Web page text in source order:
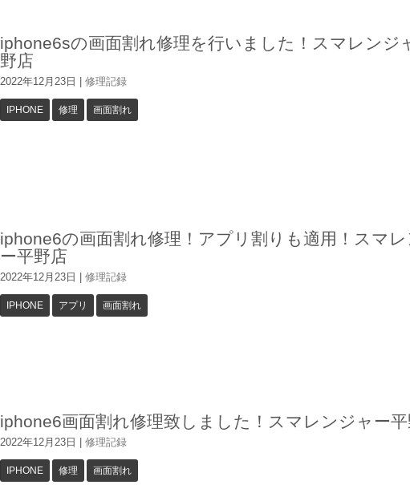
iphone6sの画面割れ修理を行いました！スマレンジ
野店
2022年12月23日 | 修理記録
IPHONE 修理 画面割れ
iphone6の画面割れ修理！アプリ割りも適用！スマ
ー平野店
2022年12月23日 | 修理記録
IPHONE アプリ 画面割れ
iphone6画面割れ修理致しました！スマレンジャー
2022年12月23日 | 修理記録
IPHONE 修理 画面割れ